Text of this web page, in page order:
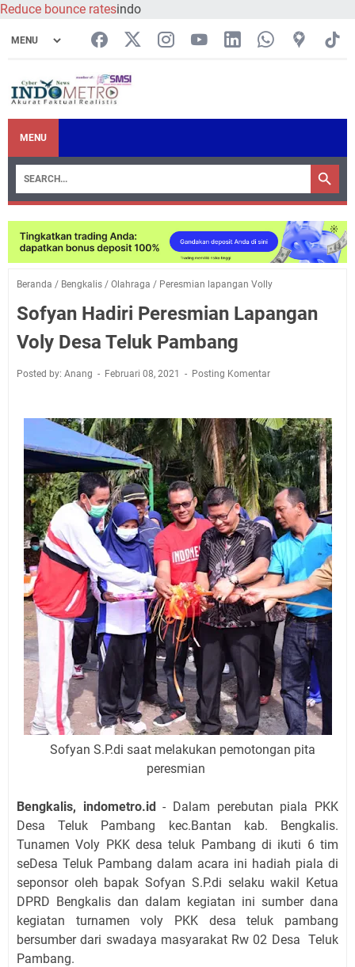
Reduce bounce ratesindo
MENU
Beranda / Bengkalis / Olahraga / Peresmian lapangan Volly
Sofyan Hadiri Peresmian Lapangan
Voly Desa Teluk Pambang
Posted by: Anang Februari 08, 2021 Posting Komentar
Sofyan S.P.di saat melakukan pemotongan pita
peresmian
Bengkalis, indometro.id- Dalam perebutan piala PKK
Desa Teluk Pambang kec.Bantan kab. Bengkalis.
Tunamen Voly PKK desa teluk Pambang di ikuti 6 tim
seDesa Teluk Pambang dalam acara ini hadiah piala di
seponsor oleh bapak Sofyan S.P.di selaku wakil Ketua
DPRD Bengkalis dan dalam kegiatan ini sumber dana
kegiatan turnamen voly PKK desa teluk pambang
bersumber dari swadaya masyarakat Rw 02 Desa Teluk
Pambang.